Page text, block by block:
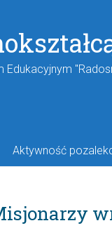
Edukacyjnym
Aktywność